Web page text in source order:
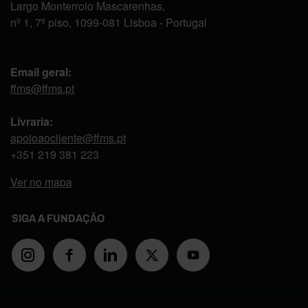
Largo Monterroio Mascarenhas,
nº 1, 7º piso, 1099-081 Lisboa - Portugal
Email geral:
ffms@ffms.pt
Livraria:
apoioaocliente@ffms.pt
+351 219 381 223
Ver no mapa
SIGA A FUNDAÇÃO